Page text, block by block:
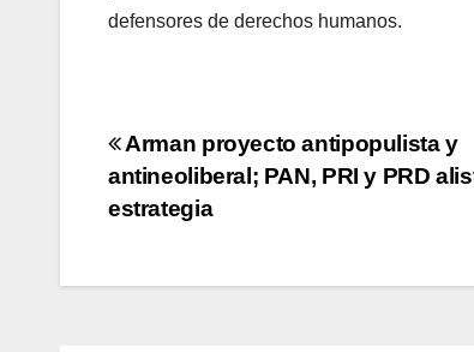
defensores de derechos humanos.
Navegación
de
Arman proyecto antipopulista y
antineoliberal; PAN, PRI y PRD
estrategia